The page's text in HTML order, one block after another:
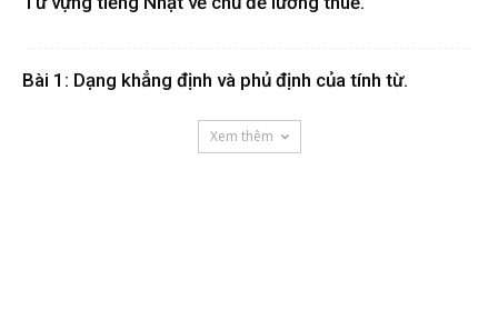
Bài 1: Dạng khẳng định và phủ định của tính từ.
Xem thêm